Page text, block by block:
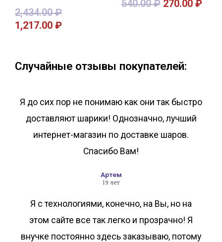
2,434.00₽
1,217.00 ₽
540.00₽ 270.00 ₽
Случайные отзывы покупателей:
Я до сих пор не понимаю как они так быстро
доставляют шарики! Однозначно, лучший
интернет-магазин по доставке шаров.
Спасибо Вам!
Артем
19 лет
Я с технологиями, конечно, на Вы, но на
этом сайте все так легко и прозрачно! Я
внучке постоянно здесь заказываю, потому